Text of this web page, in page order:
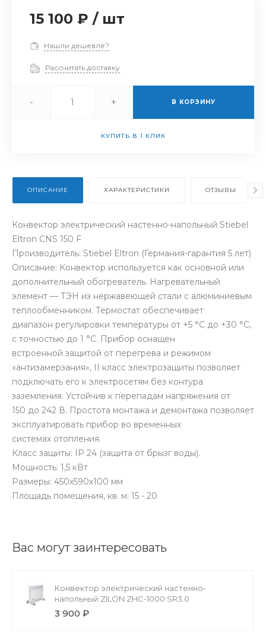
15 100 ₽ / шт
Нашли дешевле?
Рассчитать доставку
- + В КОРЗИНУ
КУПИТЬ В 1 КЛИК
ОПИСАНИЕ ХАРАКТЕРИСТИКИ ОТЗЫВЫ
Конвектор электрический настенно-напольный Stiebel
Eltron CNS 150 F
Производитель: Stiebel Eltron (Германия-гарантия 5 лет)
Описание: Конвектор используется как основной или
дополнительный обогреватель. Нагревательный
элемент — ТЭН из нержавеющей стали с алюминиевым
теплообменником. Термостат обеспечивает
диапазон регулировки температуры от +5 °С до +30 °С,
с точностью до 1 °С. Прибор оснащен
встроенной защитой от перегрева и режимом
«антизамерзания», II класс электрозащиты позволяет
подключать его к электросетям без контура
заземления. Устойчив к перепадам напряжения от
150 до 242 В. Простота монтажа и демонтажа позволяет
эксплуатировать прибор во временных
системах отопления.
Класс защиты: IP 24 (защита от брызг воды).
Мощность: 1,5 кВт
Размеры: 450х590х100 мм
Площадь помещения, кв. м: 15 - 20
Вас могут заинтересовать
Конвектор электрический настенно-
напольный ZILON ZHC-1000 SR3.0
3 900 ₽